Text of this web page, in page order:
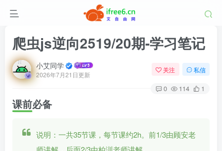
爬虫js逆向2519/20期-学习笔记
小艾同学
2026年7月21日更新
关注 私信
0 114 1
课前必备
说明：一共35节课，每节课约2h。前1/3由顾安老